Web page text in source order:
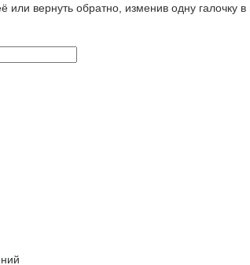
или вернуть обратно, изменив одну галочку